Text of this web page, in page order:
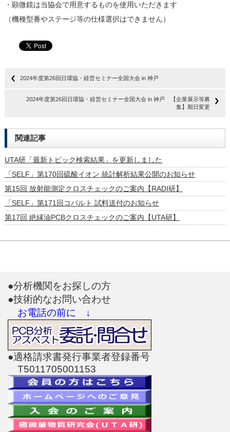
・顕微鏡は当協会で用意するものを使用いただきます
（機種型番やステージ等の仕様選択はできません）
2024年度第26回日環協・経営セミナー全国大会 in 神戸
2024年度第26回日環協・経営セミナー全国大会 in 神戸 【企業展示等募
集】期日変更
関連記事
UTA研「最新トピック検索結果」を更新しました
「SELF」第170回硫酸イオン 統計解析結果公開のお知らせ
第15回 放射能測定クロスチェックのご案内【RADI研】
「SELF」第171回コバルト 試料送付のお知らせ
第17回 絶縁油PCBクロスチェックのご案内【UTA研】
●分析機関をお探しの方
●技術的なお問い合わせ
お電話の前に ↓
●適格請求書発行事業者登録番号
T5011705001153